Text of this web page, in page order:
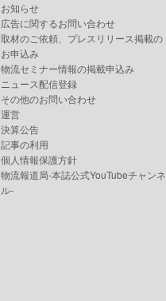
お知らせ
広告に関するお問い合わせ
取材のご依頼、プレスリリース掲載の
お申込み
物流セミナー情報の掲載申込み
ニュース配信登録
その他のお問い合わせ
運営
決算公告
記事の利用
個人情報保護方針
物流報道局-本誌公式YouTubeチャンネ
ル-